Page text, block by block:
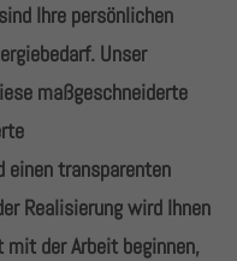
Ihre persönlichen
Unser
maßgeschneiderte
transparenten
Realisierung wird Ihnen
der Arbeit beginnen,